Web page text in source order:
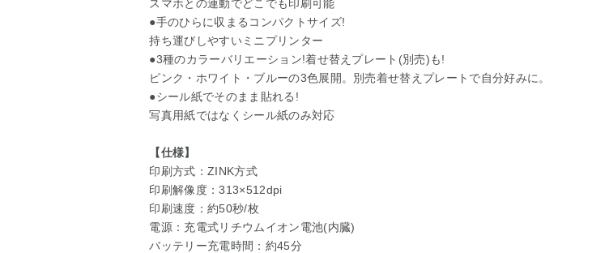
スマホとの連動でどこでも印刷可能
●手のひらに収まるコンパクトサイズ!
持ち運びしやすいミニプリンター
●3種のカラーバリエーション!着せ替えプレート(別売)も!
ピンク・ホワイト・ブルーの3色展開。別売着せ替えプレートで自分好みに。
●シール紙でそのまま貼れる!
写真用紙ではなくシール紙のみ対応
【仕様】
印刷方式：ZINK方式
印刷解像度：313×512dpi
印刷速度：約50秒/枚
電源：充電式リチウムイオン電池(内臓)
バッテリー充電時間：約45分